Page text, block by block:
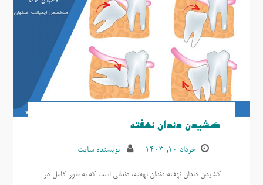
کشیدن دندان نهفته
خرداد ۱۰, ۱۴۰۳ نویسنده سایت
کشیدن دندان نهفته دندان نهفته، دندانی است که به طور کامل در